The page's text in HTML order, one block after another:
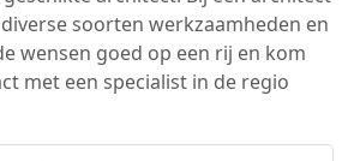
soorten werkzaamheden en
wensen goed op een rij en kom
met een specialist in de regio